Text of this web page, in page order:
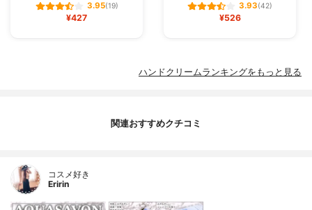
3.95(19)
¥427
3.93(42)
¥526
ハンドクリームランキングをもっと見る
関連おすすめクチコミ
コスメ好き
Eririn